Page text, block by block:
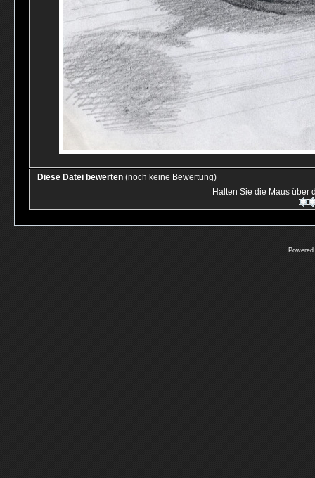
Diese Datei bewerten (noch keine Bewertung)
Halten Sie die Maus über